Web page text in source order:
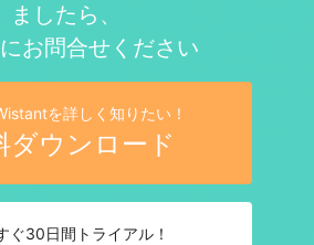
ましたら、
お問合せください
を詳しく知りたい！
ダウンロード
ぐ30日間トライアル！